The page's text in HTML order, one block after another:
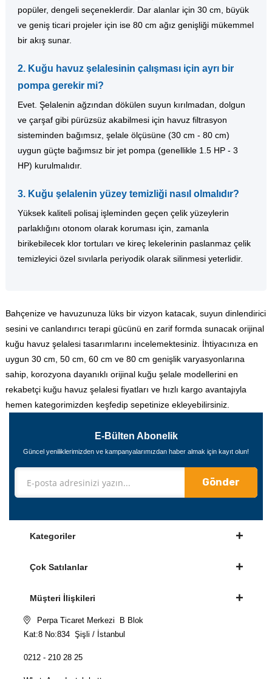
popüler, dengeli seçeneklerdir. Dar alanlar için 30 cm, büyük
ve geniş ticari projeler için ise 80 cm ağız genişliği mükemmel
bir akış sunar.
2. Kuğu havuz şelalesinin çalışması için ayrı bir
pompa gerekir mi?
Evet. Şelalenin ağzından dökülen suyun kırılmadan, dolgun
ve çarşaf gibi pürüzsüz akabilmesi için havuz filtrasyon
sisteminden bağımsız, şelale ölçüsüne (30 cm - 80 cm)
uygun güçte bağımsız bir jet pompa (genellikle 1.5 HP - 3
HP) kurulmalıdır.
3. Kuğu şelalenin yüzey temizliği nasıl olmalıdır?
Yüksek kaliteli polisaj işleminden geçen çelik yüzeylerin
parlaklığını otonom olarak koruması için, zamanla
birikebilecek klor tortuları ve kireç lekelerinin paslanmaz çelik
temizleyici özel sıvılarla periyodik olarak silinmesi yeterlidir.
Bahçenize ve havuzunuza lüks bir vizyon katacak, suyun dinlendirici
sesini ve canlandırıcı terapi gücünü en zarif formda sunacak orijinal
kuğu havuz şelalesi tasarımlarını incelemektesiniz. İhtiyacınıza en
uygun 30 cm, 50 cm, 60 cm ve 80 cm genişlik varyasyonlarına
sahip, korozyona dayanıklı orijinal kuğu şelale modellerini en
rekabetçi kuğu havuz şelalesi fiyatları ve hızlı kargo avantajıyla
hemen kategorimizden keşfedip sepetinize ekleyebilirsiniz.
E-Bülten Abonelik
Güncel yeniliklerimizden ve kampanyalarımızdan haber almak için kayıt olun!
Gönder
Kategoriler
Çok Satılanlar
Müşteri İlişkileri
Perpa Ticaret Merkezi B Blok
Kat:8 No:834 Şişli / İstanbul
0212 - 210 28 25